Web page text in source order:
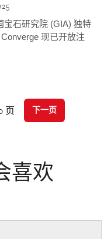
宝石研究院 (GIA) 独特
现已开放注
页 下一页
喜欢